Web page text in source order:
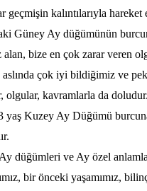
geçmişin kalıntılarıyla hareket
Güney Ay düğümünün
alan, bize en çok zarar veren
çok iyi bildiğimiz ve
olgular, kavramlarla da doludur.
Kuzey Ay Düğümü
düğümleri ve Ay özel
bir önceki yaşamımız,